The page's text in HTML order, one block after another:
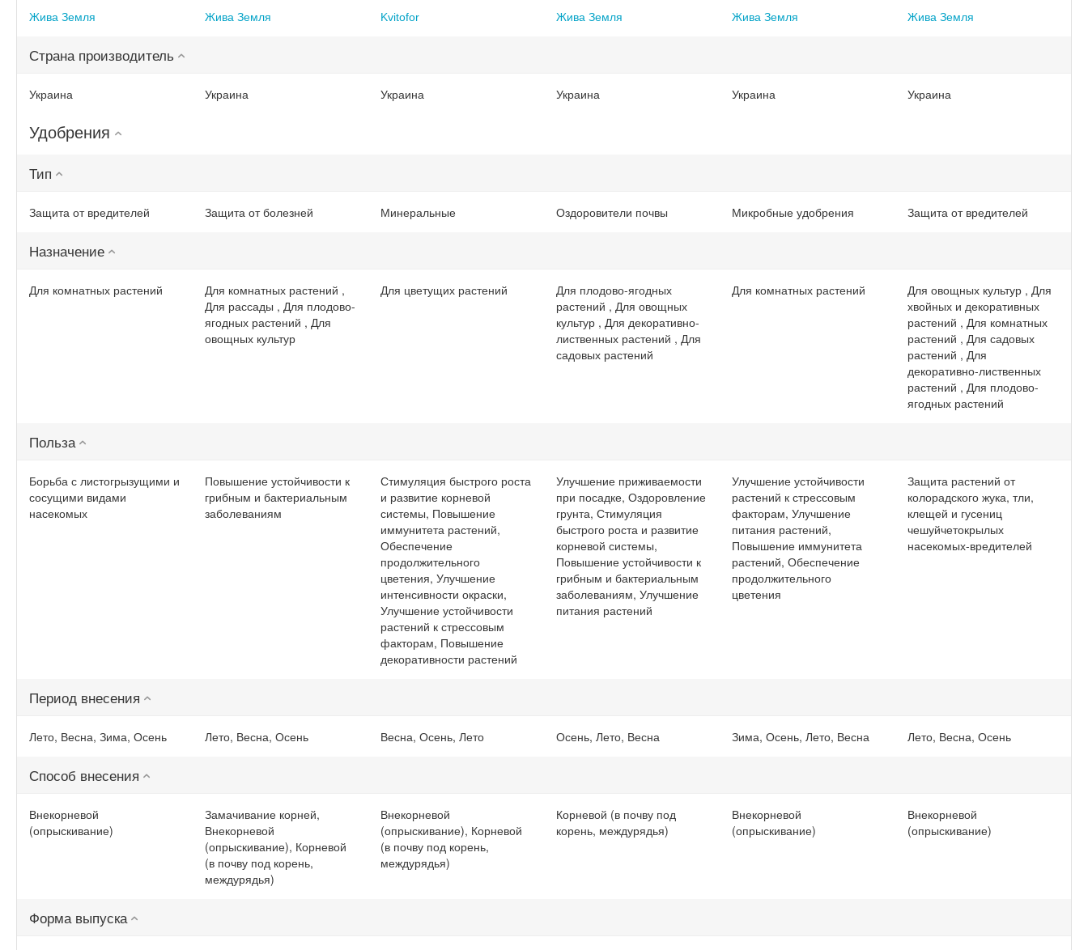
Жива Земля Жива Земля Kvitofor Жива Земля Жива Земля Жива Земля
Страна производитель
Украина Украина Украина Украина Украина Украина
Удобрения
Тип
Защита от вредителей Защита от болезней Минеральные Оздоровители почвы Микробные удобрения Защита от вредителей
Назначение
Для комнатных растений
Для комнатных растений ,
Для рассады , Для плодово-
ягодных растений , Для
овощных культур
Для цветущих растений
Для плодово-ягодных
растений , Для овощных
культур , Для декоративно-
лиственных растений , Для
садовых растений
Для комнатных растений
Для овощных культур , Для
хвойных и декоративных
растений , Для комнатных
растений , Для садовых
растений , Для
декоративно-лиственных
растений , Для плодово-
ягодных растений
Польза
Борьба с листогрызущими и
сосущими видами
насекомых
Повышение устойчивости к
грибным и бактериальным
заболеваниям
Стимуляция быстрого роста
и развитие корневой
системы, Повышение
иммунитета растений,
Обеспечение
продолжительного
цветения, Улучшение
интенсивности окраски,
Улучшение устойчивости
растений к стрессовым
факторам, Повышение
декоративности растений
Улучшение приживаемости
при посадке, Оздоровление
грунта, Стимуляция
быстрого роста и развитие
корневой системы,
Повышение устойчивости к
грибным и бактериальным
заболеваниям, Улучшение
питания растений
Улучшение устойчивости
растений к стрессовым
факторам, Улучшение
питания растений,
Повышение иммунитета
растений, Обеспечение
продолжительного
цветения
Защита растений от
колорадского жука, тли,
клещей и гусениц
чешуйчетокрылых
насекомых-вредителей
Период внесения
Лето, Весна, Зима, Осень Лето, Весна, Осень Весна, Осень, Лето Осень, Лето, Весна Зима, Осень, Лето, Весна Лето, Весна, Осень
Способ внесения
Внекорневой
(опрыскивание)
Замачивание корней,
Внекорневой
(опрыскивание), Корневой
(в почву под корень,
междурядья)
Внекорневой
(опрыскивание), Корневой
(в почву под корень,
междурядья)
Корневой (в почву под
корень, междурядья)
Внекорневой
(опрыскивание)
Внекорневой
(опрыскивание)
Форма выпуска